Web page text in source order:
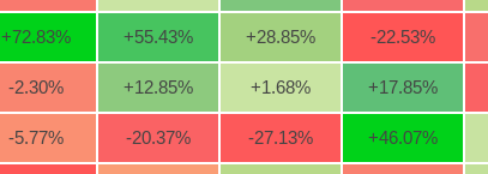
+72.83% +55.43% +28.85% -22.53%
-2.30% +12.85% +1.68% +17.85%
-5.77% -20.37% -27.13% +46.07%